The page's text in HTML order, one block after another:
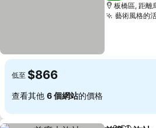
板橋區, 距離
藝術風格的
低至 $866
查看其他 6 個網站的價格